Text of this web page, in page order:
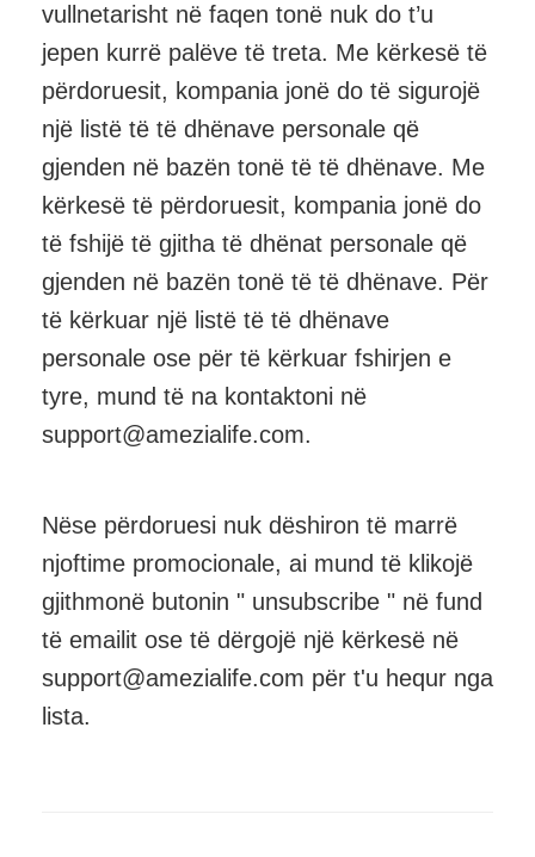
vullnetarisht në faqen tonë nuk do t’u
jepen kurrë palëve të treta. Me kërkesë të
përdoruesit, kompania jonë do të sigurojë
një listë të të dhënave personale që
gjenden në bazën tonë të të dhënave. Me
kërkesë të përdoruesit, kompania jonë do
të fshijë të gjitha të dhënat personale që
gjenden në bazën tonë të të dhënave. Për
të kërkuar një listë të të dhënave
personale ose për të kërkuar fshirjen e
tyre, mund të na kontaktoni në
support@amezialife.com.
Nëse përdoruesi nuk dëshiron të marrë
njoftime promocionale, ai mund të klikojë
gjithmonë butonin " unsubscribe " në fund
të emailit ose të dërgojë një kërkesë në
support@amezialife.com për t'u hequr nga
lista.